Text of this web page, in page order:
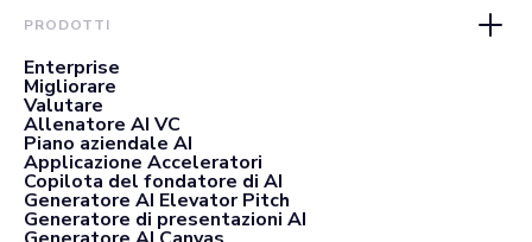
PRODOTTI
Enterprise
Migliorare
Valutare
Allenatore AI VC
Piano aziendale AI
Applicazione Acceleratori
Copilota del fondatore di AI
Generatore AI Elevator Pitch
Generatore di presentazioni AI